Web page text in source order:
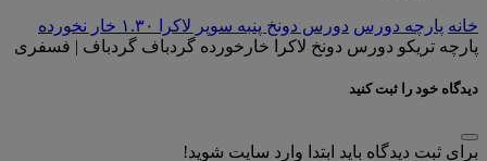
خانه پارچه دورس دورس دونخ پنبه سوپر لاکرا ۱.۳۰ خار نخورده
پارچه تریکو دورس دونخ لاکرا خارخورده گردباف گردباف | فسفری
دیدگاه خود را ثبت کنید
برای ثبت دیدگاه باید ابتدا وارد سایت شوید!